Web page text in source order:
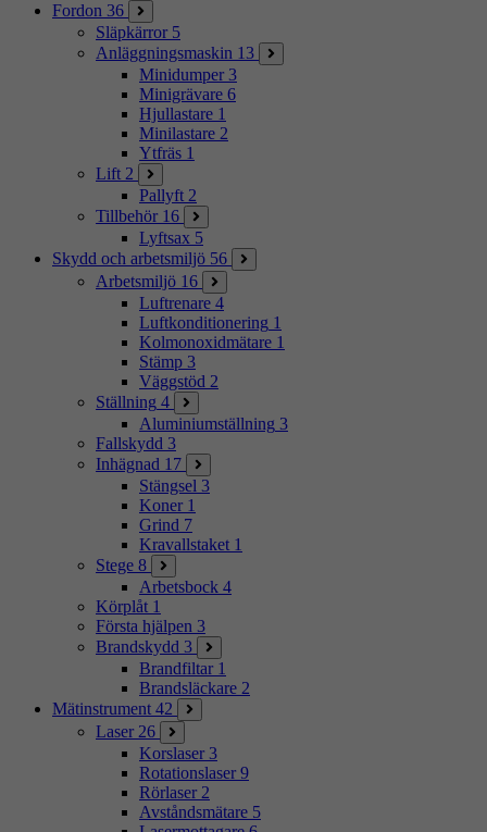
Fordon 36
Släpkärror 5
Anläggningsmaskin 13
Minidumper 3
Minigrävare 6
Hjullastare 1
Minilastare 2
Ytfräs 1
Lift 2
Pallyft 2
Tillbehör 16
Lyftsax 5
Skydd och arbetsmiljö 56
Arbetsmiljö 16
Luftrenare 4
Luftkonditionering 1
Kolmonoxidmätare 1
Stämp 3
Väggstöd 2
Ställning 4
Aluminiumställning 3
Fallskydd 3
Inhägnad 17
Stängsel 3
Koner 1
Grind 7
Kravallstaket 1
Stege 8
Arbetsbock 4
Körplåt 1
Första hjälpen 3
Brandskydd 3
Brandfiltar 1
Brandsläckare 2
Mätinstrument 42
Laser 26
Korslaser 3
Rotationslaser 9
Rörlaser 2
Avståndsmätare 5